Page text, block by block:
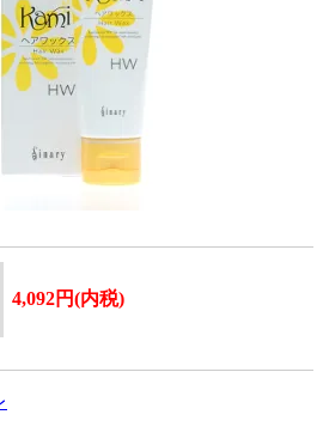
4,092円(内税)